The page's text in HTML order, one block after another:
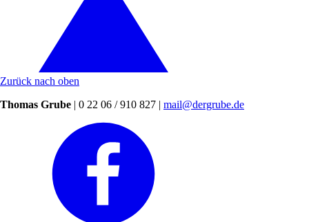
Zurück nach oben
Thomas Grube | 0 22 06 / 910 827 | mail@dergrube.de